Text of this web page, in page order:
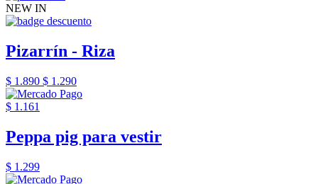
NEW IN
Pizarrín - Riza
$ 1.890 $ 1.290
$ 1.161
Peppa pig para vestir
$ 1.299